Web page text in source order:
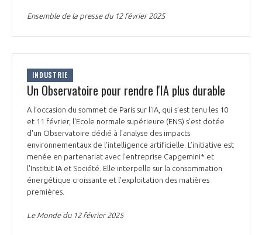
Ensemble de la presse du 12 février 2025
INDUSTRIE
Un Observatoire pour rendre l'IA plus durable
A l’occasion du sommet de Paris sur l'IA, qui s’est tenu les 10
et 11 février, l'Ecole normale supérieure (ENS) s'est dotée
d'un Observatoire dédié à l'analyse des impacts
environnementaux de l'intelligence artificielle. L’initiative est
menée en partenariat avec l'entreprise Capgemini* et
l'Institut IA et Société. Elle interpelle sur la consommation
énergétique croissante et l'exploitation des matières
premières.
Le Monde du 12 février 2025